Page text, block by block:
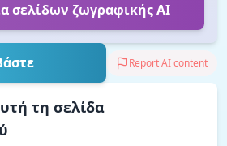
σελίδων ζωγραφικής AI
Report AI content
τη σελίδα